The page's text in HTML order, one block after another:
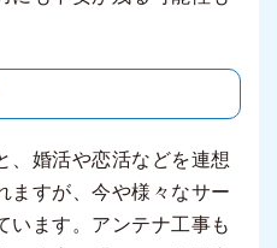
、婚活や恋活などを連想
ますが、今や様々なサー
います。アンテナ工事も